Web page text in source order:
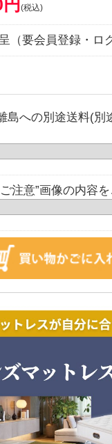
(税込)
（要会員登録・ロ
島への別途送料(別
注意”画像の内容